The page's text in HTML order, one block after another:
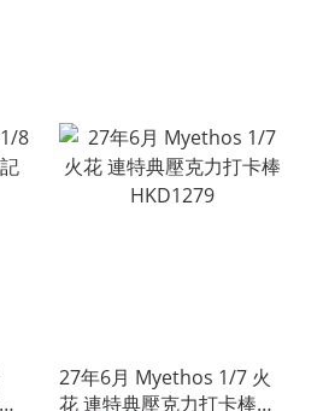
27年6月 Myethos 1/7 火
花 連特典壓克力打卡棒